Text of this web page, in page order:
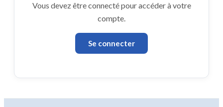
Vous devez être connecté pour accéder à votre
compte.
Se connecter